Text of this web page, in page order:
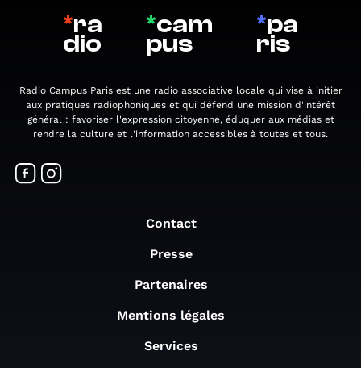
*ra
dio
*cam
pus
*pa
ris
Radio Campus Paris est une radio associative locale qui vise à initier
aux pratiques radiophoniques et qui défend une mission d'intérêt
général : favoriser l'expression citoyenne, éduquer aux médias et
rendre la culture et l'information accessibles à toutes et tous.
Contact
Presse
Partenaires
Mentions légales
Services